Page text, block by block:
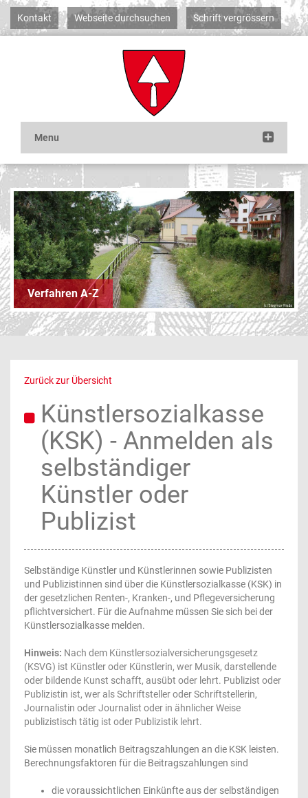
Kontakt Webseite durchsuchen Schrift vergrössern
Verfahren A-Z
Zurück zur Übersicht
Künstlersozialkasse
(KSK) - Anmelden als
selbständiger
Künstler oder
Publizist
Selbständige Künstler und Künstlerinnen sowie Publizisten
und Publizistinnen sind über die Künstlersozialkasse (KSK) in
der gesetzlichen Renten-, Kranken-, und Pflegeversicherung
pflichtversichert. Für die Aufnahme müssen Sie sich bei der
Künstlersozialkasse melden.
Hinweis: Nach dem Künstlersozialversicherungsgesetz
(KSVG) ist Künstler oder Künstlerin, wer Musik, darstellende
oder bildende Kunst schafft, ausübt oder lehrt. Publizist oder
Publizistin ist, wer als Schriftsteller oder Schriftstellerin,
Journalistin oder Journalist oder in ähnlicher Weise
publizistisch tätig ist oder Publizistik lehrt.
Sie müssen monatlich Beitragszahlungen an die KSK leisten.
Berechnungsfaktoren für die Beitragszahlungen sind
die voraussichtlichen Einkünfte aus der selbständigen